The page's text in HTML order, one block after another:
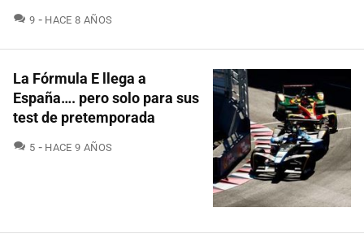
9 COMENTARIOS
HACE 8 AÑOS
La Fórmula E llega a
España…. pero solo para sus
test de pretemporada
5 COMENTARIOS
HACE 9 AÑOS